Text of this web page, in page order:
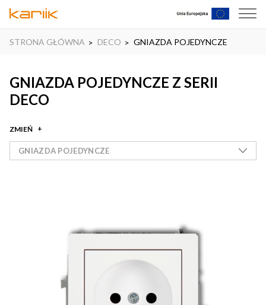
STRONA GŁÓWNA DECO GNIAZDA POJEDYNCZE
GNIAZDA POJEDYNCZE Z SERII
DECO
ZMIEŃ
GNIAZDA POJEDYNCZE